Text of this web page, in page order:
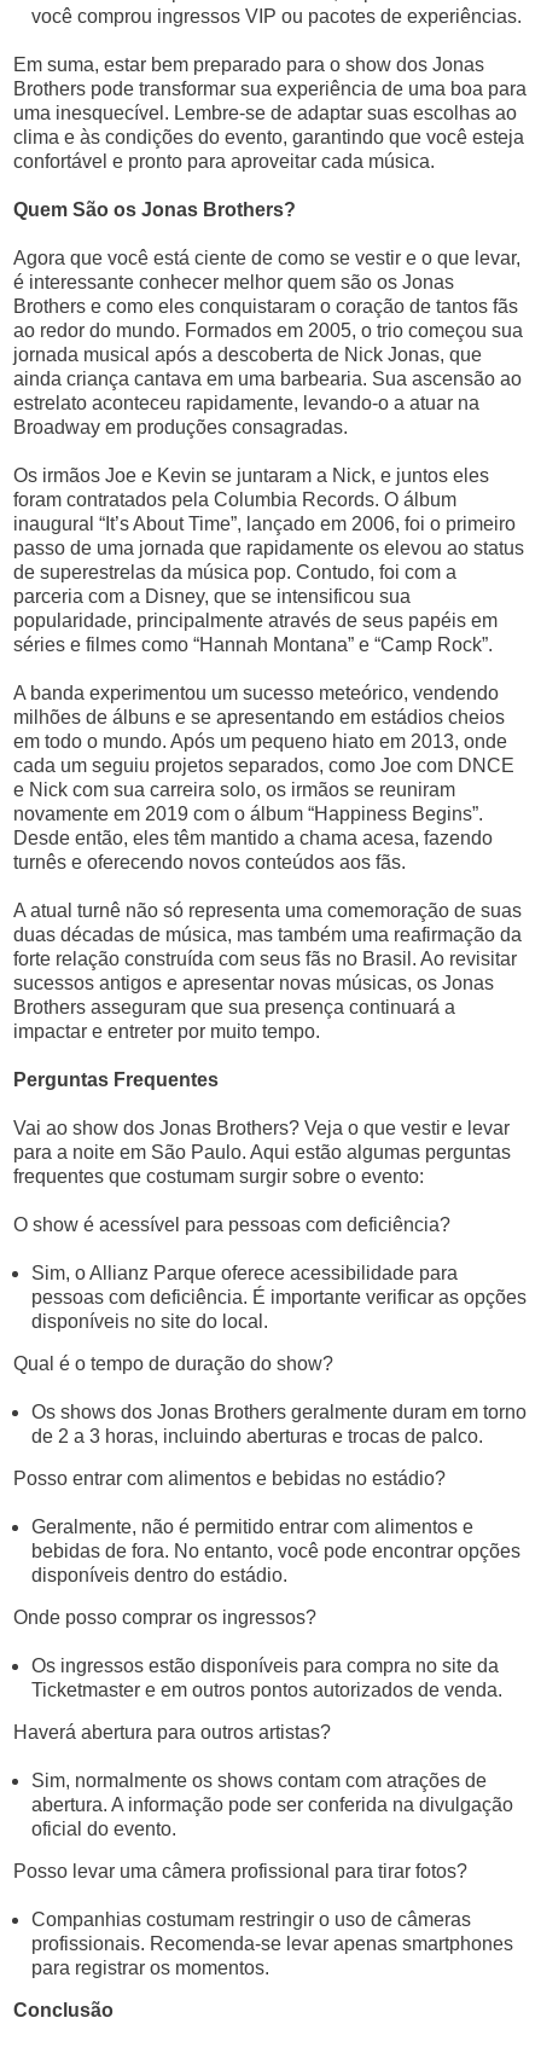
você comprou ingressos VIP ou pacotes de experiências.
Em suma, estar bem preparado para o show dos Jonas
Brothers pode transformar sua experiência de uma boa para
uma inesquecível. Lembre-se de adaptar suas escolhas ao
clima e às condições do evento, garantindo que você esteja
confortável e pronto para aproveitar cada música.
Quem São os Jonas Brothers?
Agora que você está ciente de como se vestir e o que levar,
é interessante conhecer melhor quem são os Jonas
Brothers e como eles conquistaram o coração de tantos fãs
ao redor do mundo. Formados em 2005, o trio começou sua
jornada musical após a descoberta de Nick Jonas, que
ainda criança cantava em uma barbearia. Sua ascensão ao
estrelato aconteceu rapidamente, levando-o a atuar na
Broadway em produções consagradas.
Os irmãos Joe e Kevin se juntaram a Nick, e juntos eles
foram contratados pela Columbia Records. O álbum
inaugural “It’s About Time”, lançado em 2006, foi o primeiro
passo de uma jornada que rapidamente os elevou ao status
de superestrelas da música pop. Contudo, foi com a
parceria com a Disney, que se intensificou sua
popularidade, principalmente através de seus papéis em
séries e filmes como “Hannah Montana” e “Camp Rock”.
A banda experimentou um sucesso meteórico, vendendo
milhões de álbuns e se apresentando em estádios cheios
em todo o mundo. Após um pequeno hiato em 2013, onde
cada um seguiu projetos separados, como Joe com DNCE
e Nick com sua carreira solo, os irmãos se reuniram
novamente em 2019 com o álbum “Happiness Begins”.
Desde então, eles têm mantido a chama acesa, fazendo
turnês e oferecendo novos conteúdos aos fãs.
A atual turnê não só representa uma comemoração de suas
duas décadas de música, mas também uma reafirmação da
forte relação construída com seus fãs no Brasil. Ao revisitar
sucessos antigos e apresentar novas músicas, os Jonas
Brothers asseguram que sua presença continuará a
impactar e entreter por muito tempo.
Perguntas Frequentes
Vai ao show dos Jonas Brothers? Veja o que vestir e levar
para a noite em São Paulo. Aqui estão algumas perguntas
frequentes que costumam surgir sobre o evento:
O show é acessível para pessoas com deficiência?
Sim, o Allianz Parque oferece acessibilidade para
pessoas com deficiência. É importante verificar as opções
disponíveis no site do local.
Qual é o tempo de duração do show?
Os shows dos Jonas Brothers geralmente duram em torno
de 2 a 3 horas, incluindo aberturas e trocas de palco.
Posso entrar com alimentos e bebidas no estádio?
Geralmente, não é permitido entrar com alimentos e
bebidas de fora. No entanto, você pode encontrar opções
disponíveis dentro do estádio.
Onde posso comprar os ingressos?
Os ingressos estão disponíveis para compra no site da
Ticketmaster e em outros pontos autorizados de venda.
Haverá abertura para outros artistas?
Sim, normalmente os shows contam com atrações de
abertura. A informação pode ser conferida na divulgação
oficial do evento.
Posso levar uma câmera profissional para tirar fotos?
Companhias costumam restringir o uso de câmeras
profissionais. Recomenda-se levar apenas smartphones
para registrar os momentos.
Conclusão